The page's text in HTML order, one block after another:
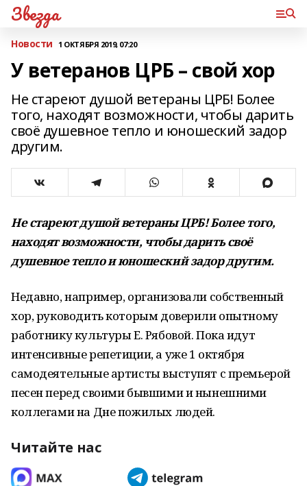
Звезда
Новости 1 ОКТЯБРЯ 2019, 07:20
У ветеранов ЦРБ – свой хор
Не стареют душой ветераны ЦРБ! Более
того, находят возможности, чтобы дарить
своё душевное тепло и юношеский задор
другим.
Не стареют душой ветераны ЦРБ! Более того,
находят возможности, чтобы дарить своё
душевное тепло и юношеский задор другим.
Недавно, например, организовали собственный
хор, руководить которым доверили опытному
работнику культуры Е. Рябовой. Пока идут
интенсивные репетиции, а уже 1 октября
самодеятельные артисты выступят с премьерой
песен перед своими бывшими и нынешними
коллегами на Дне пожилых людей.
Читайте нас